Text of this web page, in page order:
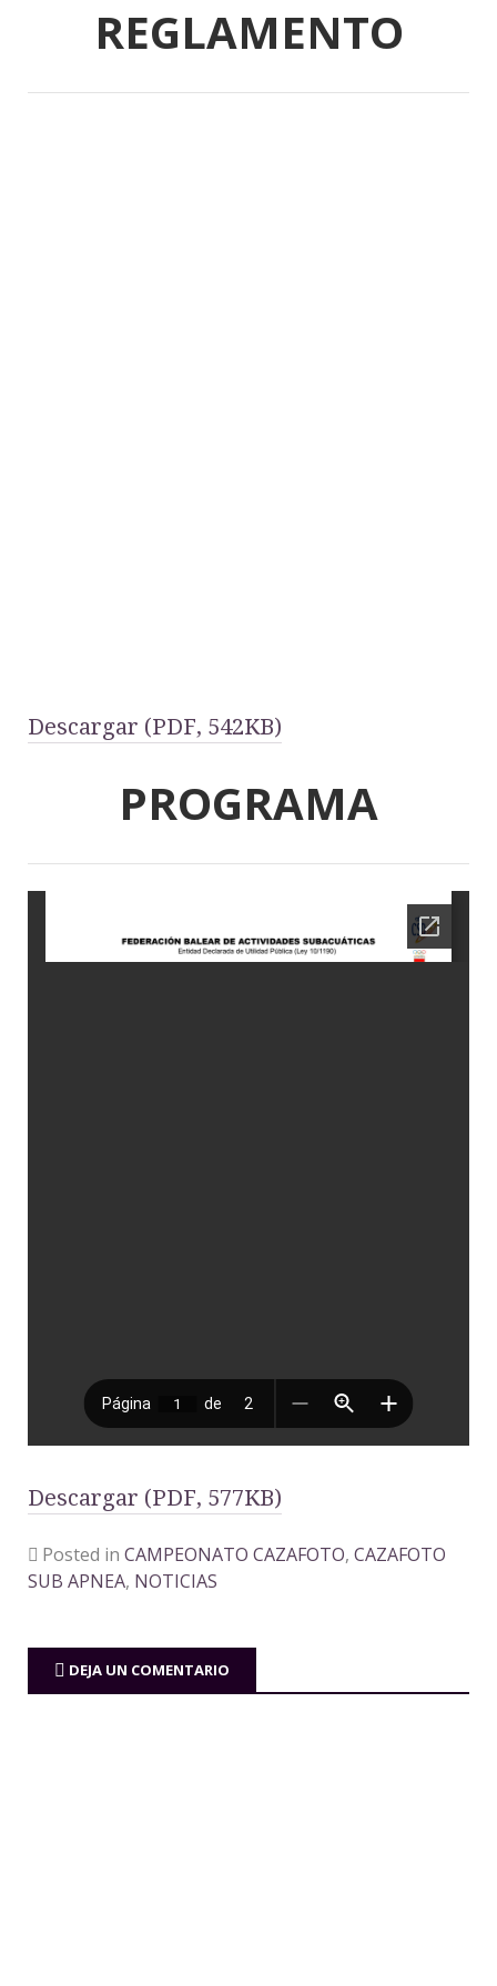
REGLAMENTO
Descargar (PDF, 542KB)
PROGRAMA
Descargar (PDF, 577KB)
Posted in CAMPEONATO CAZAFOTO, CAZAFOTO
SUB APNEA, NOTICIAS
DEJA UN COMENTARIO